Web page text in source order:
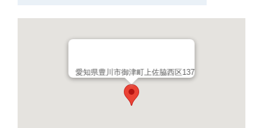
愛知県豊川市御津町上佐脇西区137